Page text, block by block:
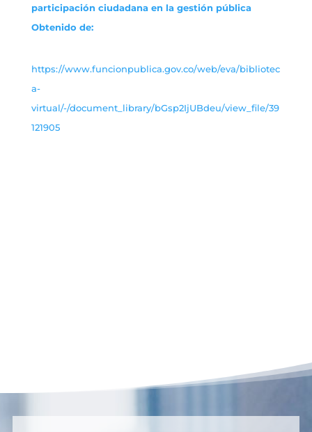
participación ciudadana en la gestión pública
Obtenido de:
https://www.funcionpublica.gov.co/web/eva/bibliotec
a-
virtual/-/document_library/bGsp2IjUBdeu/view_file/39
121905